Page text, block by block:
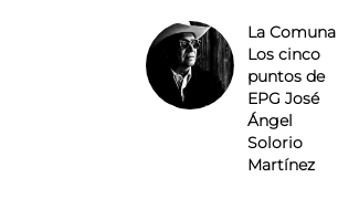
La Comuna
Los cinco
puntos de
EPG José
Ángel
Solorio
Martínez